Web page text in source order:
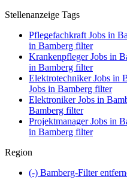
Stellenanzeige Tags
Pflegefachkraft Jobs in
in Bamberg filter
Krankenpfleger Jobs in
in Bamberg filter
Elektrotechniker Jobs in
Jobs in Bamberg filter
Elektroniker Jobs in
Bamberg filter
Projektmanager Jobs in
in Bamberg filter
Region
(-) Bamberg-Filter